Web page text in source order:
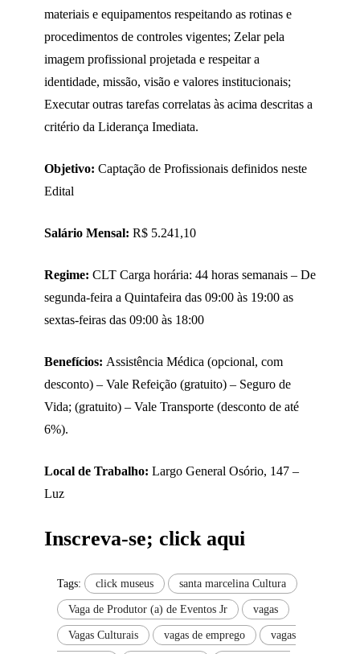
materiais e equipamentos respeitando as rotinas e
procedimentos de controles vigentes; Zelar pela
imagem profissional projetada e respeitar a
identidade, missão, visão e valores institucionais;
Executar outras tarefas correlatas às acima descritas a
critério da Liderança Imediata.
Objetivo: Captação de Profissionais definidos neste
Edital
Salário Mensal: R$ 5.241,10
Regime: CLT Carga horária: 44 horas semanais – De
segunda-feira a Quintafeira das 09:00 às 19:00 as
sextas-feiras das 09:00 às 18:00
Benefícios: Assistência Médica (opcional, com
desconto) – Vale Refeição (gratuito) – Seguro de
Vida; (gratuito) – Vale Transporte (desconto de até
6%).
Local de Trabalho: Largo General Osório, 147 –
Luz
Inscreva-se; click aqui
Tags: click museus santa marcelina Cultura
Vaga de Produtor (a) de Eventos Jr vagas
Vagas Culturais vagas de emprego vagas